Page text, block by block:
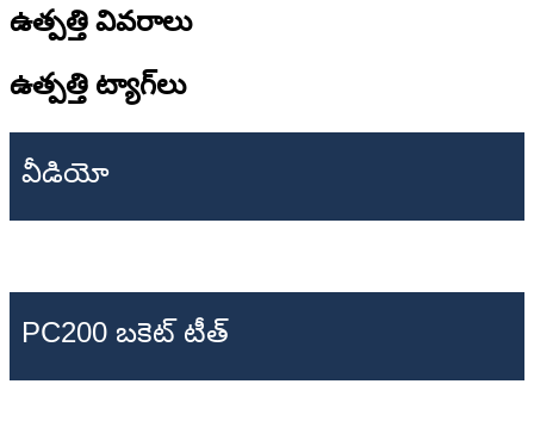
ఉత్పత్తి వివరాలు
ఉత్పత్తి ట్యాగ్‌లు
వీడియో
PC200 బకెట్ టీత్